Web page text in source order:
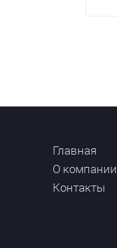
Главная
О компании
Контакты